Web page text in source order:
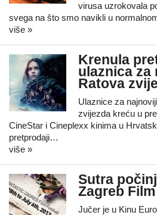
virusa uzrokovala
svega na što smo navikli u
više »
Krenula
ulaznica za
Ratova
Ulaznice za
zvijezda kreću u
CineStar i Cineplexx kinima u
pretprodaji…
više »
Sutra
Zagreb
Jučer je u Kinu